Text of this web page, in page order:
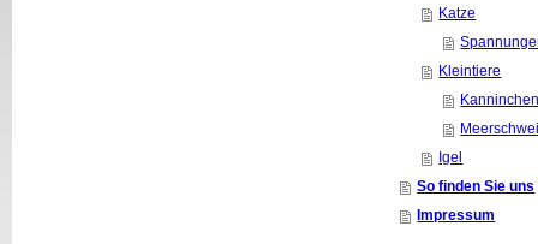
Katze
Kleintiere
Igel
So finden Sie uns
Impressum